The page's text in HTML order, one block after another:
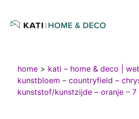
home > kati – home & deco |
kunstbloem – countryfield –
kunststof/kunstzijde – oranje –